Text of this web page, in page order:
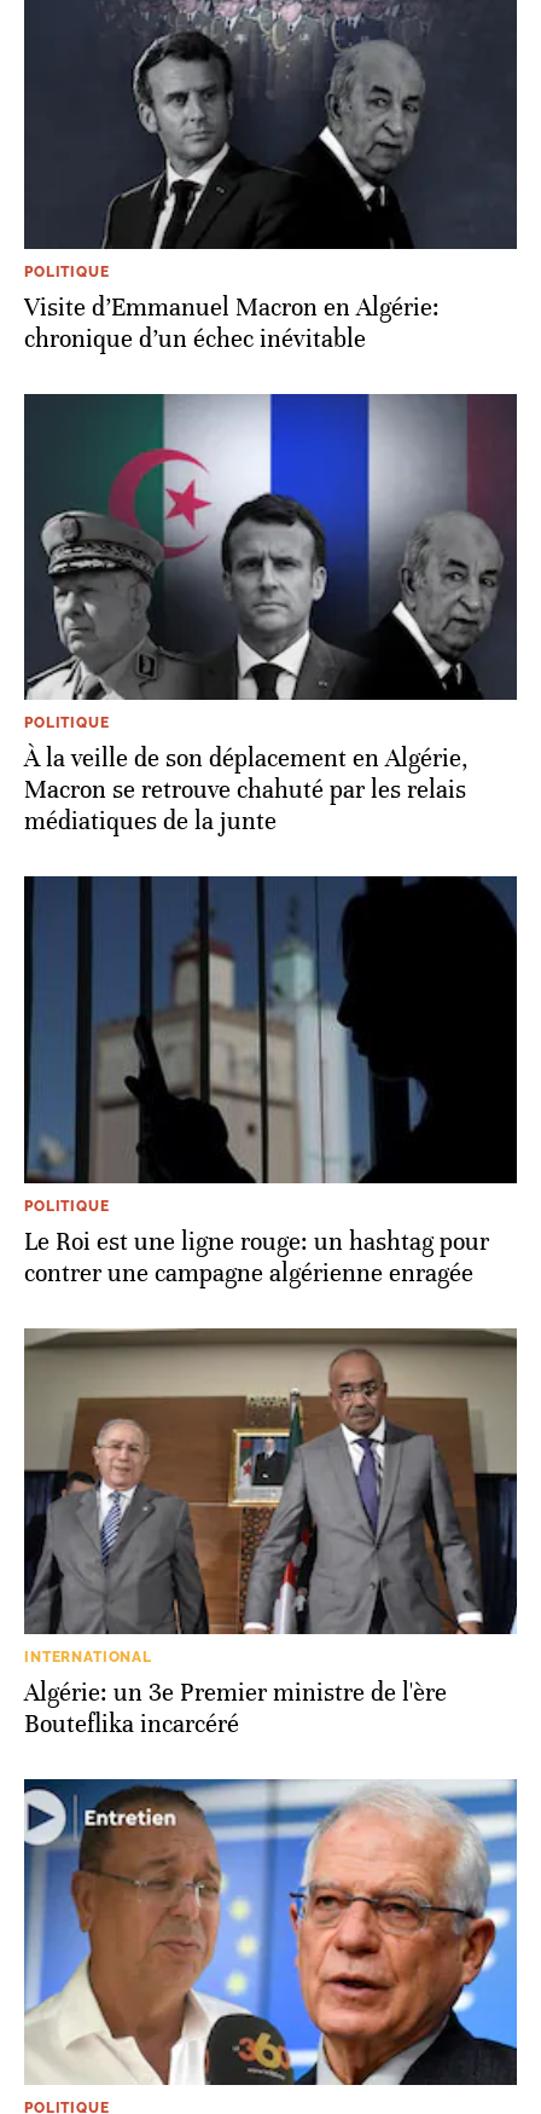
POLITIQUE
Visite d’Emmanuel Macron en Algérie:
chronique d’un échec inévitable
POLITIQUE
À la veille de son déplacement en Algérie,
Macron se retrouve chahuté par les relais
médiatiques de la junte
POLITIQUE
Le Roi est une ligne rouge: un hashtag pour
contrer une campagne algérienne enragée
INTERNATIONAL
Algérie: un 3e Premier ministre de l'ère
Bouteflika incarcéré
POLITIQUE